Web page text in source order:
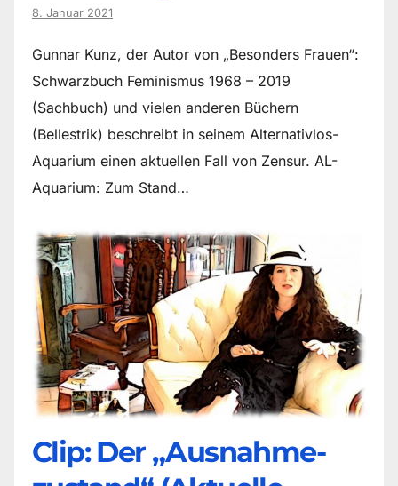
8. Januar 2021
Gunnar Kunz, der Autor von „Besonders Frauen“:
Schwarzbuch Feminismus 1968 – 2019
(Sachbuch) und vielen anderen Büchern
(Bellestrik) beschreibt in seinem Alternativlos-
Aquarium einen aktuellen Fall von Zensur. AL-
Aquarium: Zum Stand…
Clip: Der „Ausnahme-